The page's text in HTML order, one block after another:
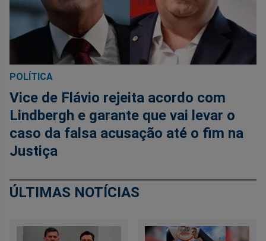
POLÍTICA
Vice de Flávio rejeita acordo com
Lindbergh e garante que vai levar o
caso da falsa acusação até o fim na
Justiça
ÚLTIMAS NOTÍCIAS